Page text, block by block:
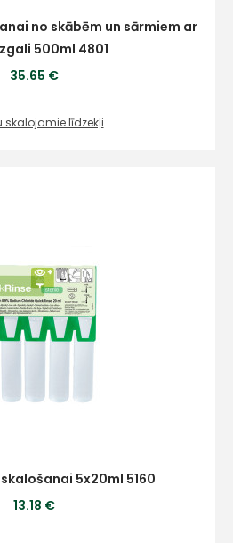
no skābēm un sārmiem ar
500ml 4801
35.65 €
skalojamie līdzekļi
5x20ml 5160
13.18 €
Sazinies
ar
Atbildēsim
Vārds